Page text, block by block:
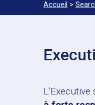
Accueil >